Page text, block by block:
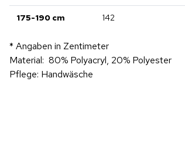
175-190 cm 142
* Angaben in Zentimeter
Material: 80% Polyacryl, 20% Polyester
Pflege: Handwäsche